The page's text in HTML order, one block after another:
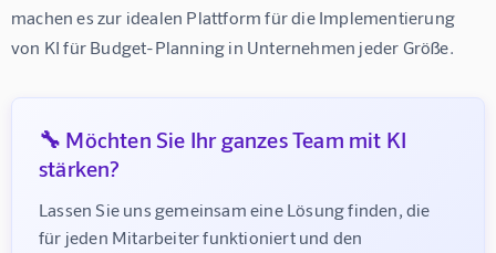
machen es zur idealen Plattform für die Implementierung
von KI für Budget-Planning in Unternehmen jeder Größe.
🔧 Möchten Sie Ihr ganzes Team mit KI
stärken?
Lassen Sie uns gemeinsam eine Lösung finden, die
für jeden Mitarbeiter funktioniert und den